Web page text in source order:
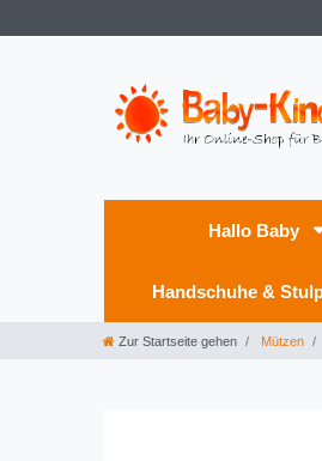
Hallo Baby
Handschuhe &
Zur Startseite gehen Mützen